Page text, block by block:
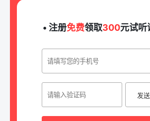
• 注册免费领取300元试听
发